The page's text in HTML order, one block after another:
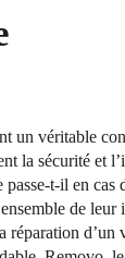
un véritable
la sécurité et
passe-t-il en cas
de leur
réparation d’un